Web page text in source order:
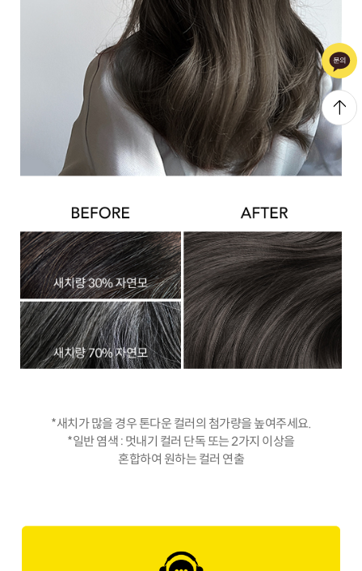
*새치가 많을 경우 톤다운 컬러의 첨가량을 높여주세요.
*일반 염색 : 멋내기 컬러 단독 또는 2가지 이상을
혼합하여 원하는 컬러 연출